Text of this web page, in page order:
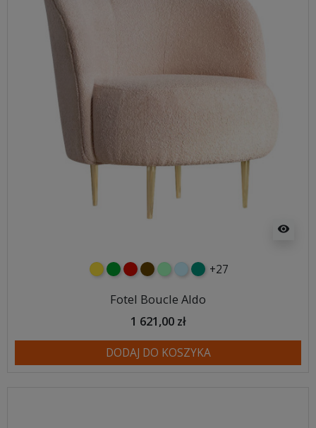
visibility
żółtyzielonyczerwony
czekoladowy
miętowybłękitny
turkusowy
+27
Fotel Boucle Aldo
1 621,00 zł
DODAJ DO KOSZYKA